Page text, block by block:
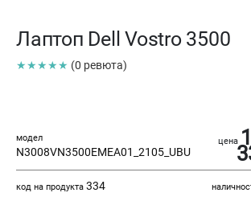
Лаптоп Dell Vostro 3500
★★★★★ (0 ревюта)
модел
N3008VN3500EMEA01_2105_UBU
цена
код на продукта 334